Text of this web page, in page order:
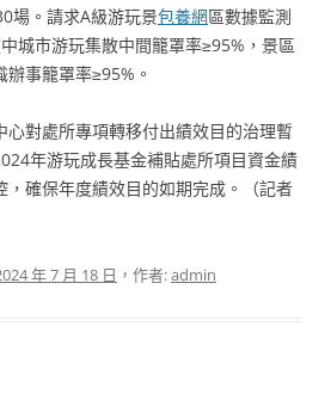
場。請求A級游玩景包養網區數據監測
城市游玩集散中間籠罩率≥95%，景區
事籠罩率≥95%。
心對處所專項轉移付出績效目的治理暫
年游玩成長基金補貼處所項目資金績
，確保年度績效目的如期完成。（記者
年 7 月 18 日 ，作者:admin